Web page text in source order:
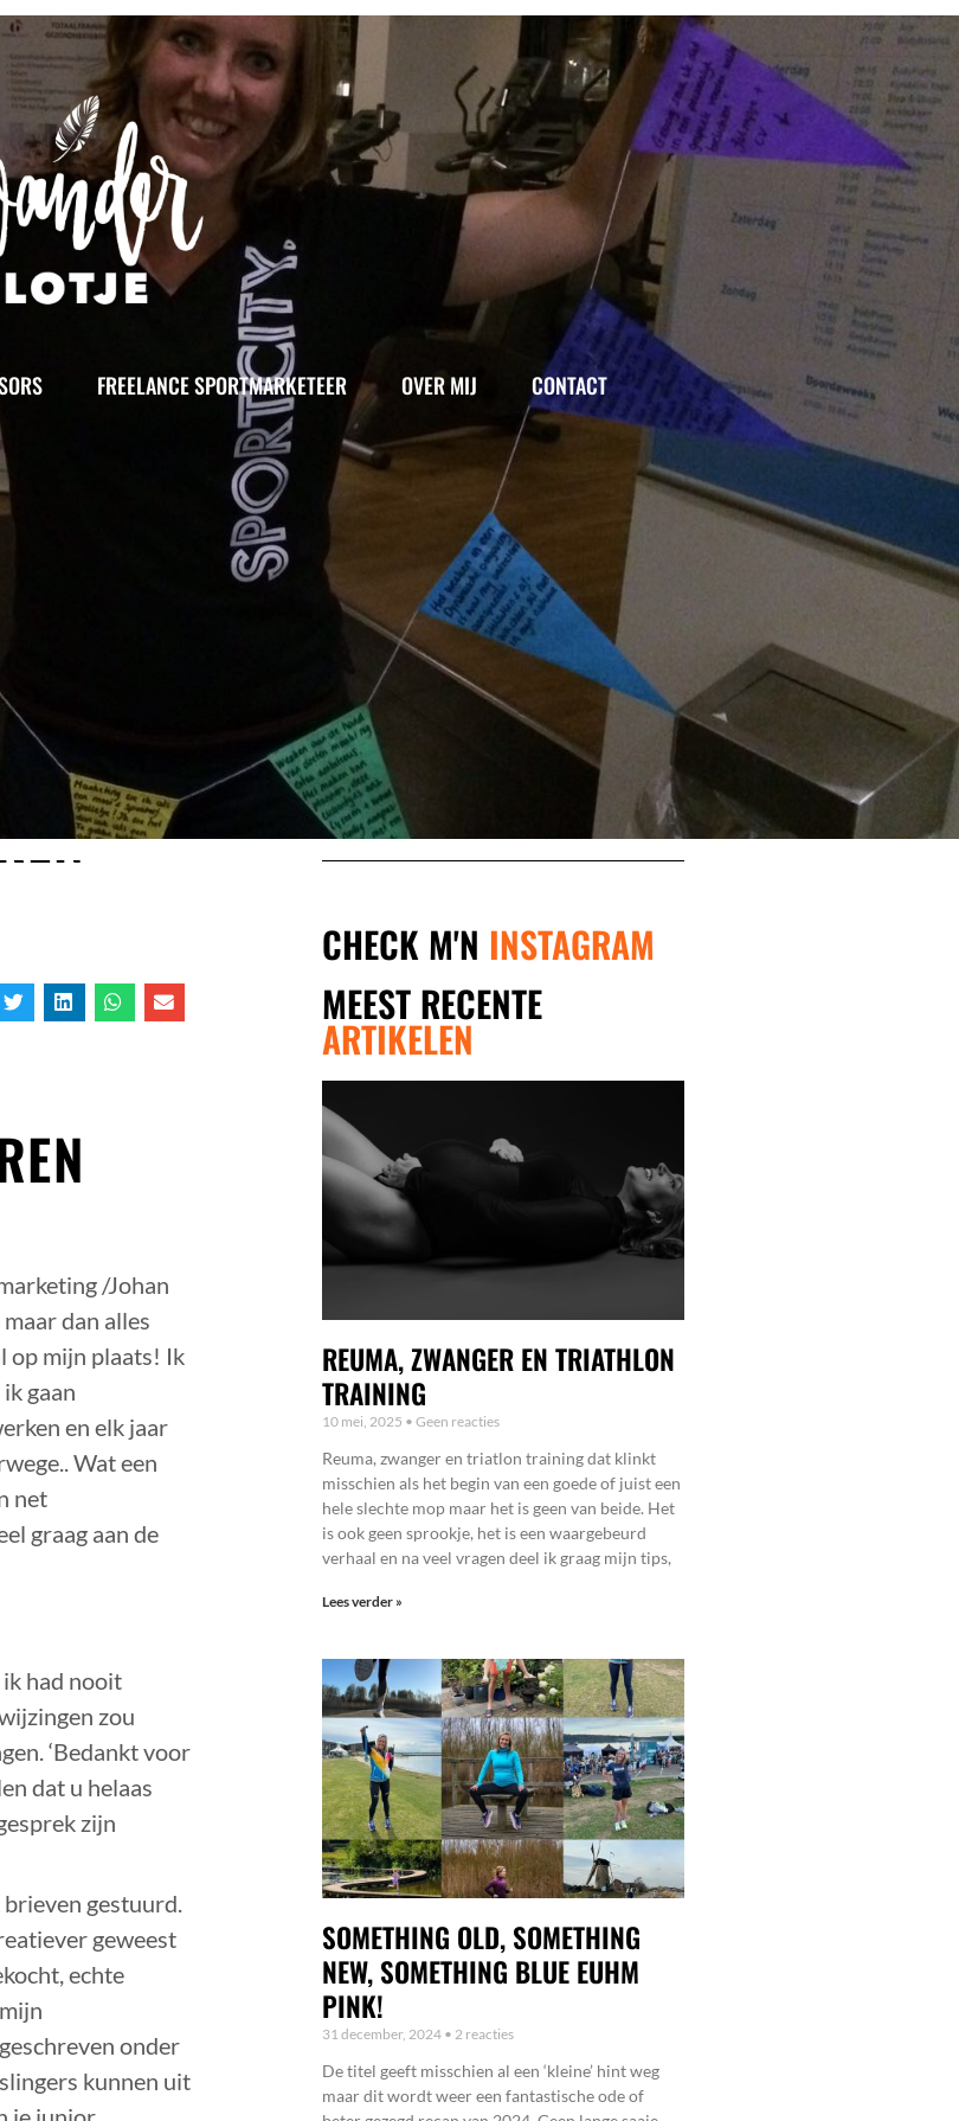
FREELANCE SPORTMARKETEER OVER MIJ CONTACT
/Johan
dan alles
op mijn plaats! Ik
gaan
en elk jaar
Wat een
net
graag aan de
had nooit
zou
‘Bedankt voor
dat u helaas
zijn
gestuurd.
geweest
echte
onder
kunnen uit
CHECK M'N INSTAGRAM
MEEST RECENTE
ARTIKELEN
REUMA, ZWANGER EN TRIATHLON
TRAINING
10 mei, 2025 Geen reacties
Reuma, zwanger en triatlon training dat klinkt
misschien als het begin van een goede of juist een
hele slechte mop maar het is geen van beide. Het
is ook geen sprookje, het is een waargebeurd
verhaal en na veel vragen deel ik graag mijn tips,
Lees verder »
SOMETHING OLD, SOMETHING
NEW, SOMETHING BLUE EUHM
PINK!
31 december, 2024 2 reacties
De titel geeft misschien al een ‘kleine’ hint weg
maar dit wordt weer een fantastische ode of